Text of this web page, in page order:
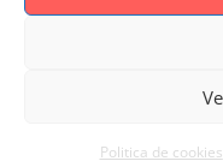
Politica de cookies
Politica de